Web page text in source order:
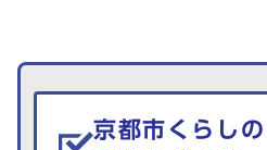
生活情報を探す
京都市くらしの